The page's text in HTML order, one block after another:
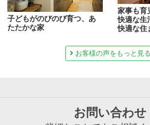
子どもがのびのび育つ、あ
たたかな家
家事も育
快適な
快適な住
お客様の声をもっと見る
お問い合わせ